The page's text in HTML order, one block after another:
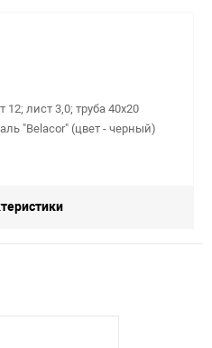
лист 3,0; труба 40х20
"Belacor" (цвет - черный)